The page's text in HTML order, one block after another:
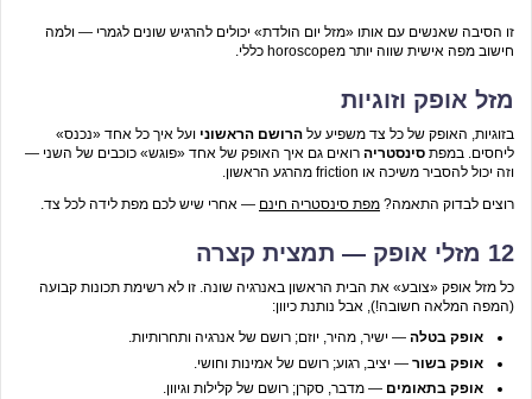
זו הסיבה שאנשים עם אותו «מזל יום הולדת» יכולים להרגיש שונים לגמרי — ולמה
חישוב מפה אישית שווה יותר מhoroscope כללי.
מזל אופק וזוגיות
בזוגיות, האופק של כל צד משפיע על הרושם הראשוני ועל איך כל אחד «נכנס»
ליחסים. במפת סינסטריה רואים גם איך האופק של אחד «פוגש» כוכבים של השני —
וזה יכול להסביר משיכה או friction מהרגע הראשון.
רוצים לבדוק התאמה? מפת סינסטריה חינם — אחרי שיש לכם מפת לידה לכל צד.
12 מזלי אופק — תמצית קצרה
כל מזל אופק «צובע» את הבית הראשון באנרגיה שונה. זו לא רשימת תכונות קבועה
(המפה המלאה חשובה!), אבל נותנת כיוון:
אופק בטלה — ישיר, מהיר, יוזם; רושם של אנרגיה ותחרותיות.
אופק בשור — יציב, רגוע; רושם של אמינות וחושי.
אופק בתאומים — מדבר, סקרן; רושם של קלילות וגיוון.